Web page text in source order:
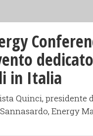
in Italia
Quinci, presidente
Energy